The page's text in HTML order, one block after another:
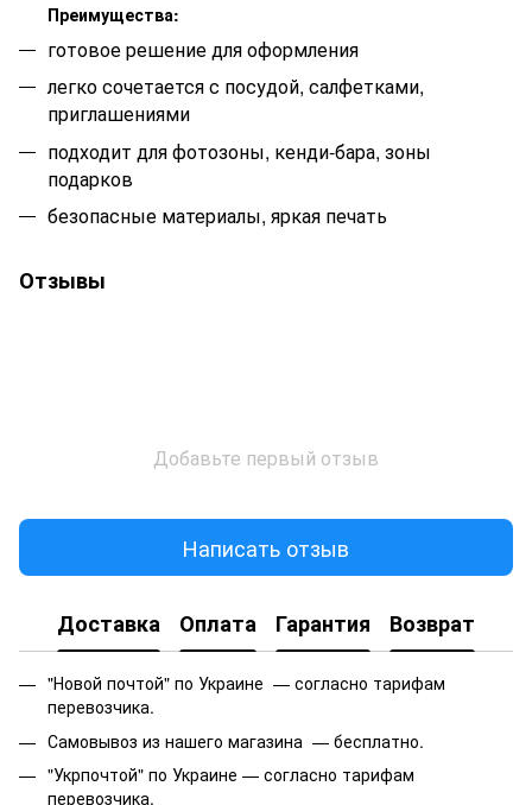
Преимущества:
готовое решение для оформления
легко сочетается с посудой, салфетками,
приглашениями
подходит для фотозоны, кенди-бара, зоны
подарков
безопасные материалы, яркая печать
Отзывы
Добавьте первый отзыв
Написать отзыв
Доставка Оплата Гарантия Возврат
"Новой почтой" по Украине — согласно тарифам
перевозчика.
Самовывоз из нашего магазина — бесплатно.
"Укрпочтой" по Украине — согласно тарифам
перевозчика.